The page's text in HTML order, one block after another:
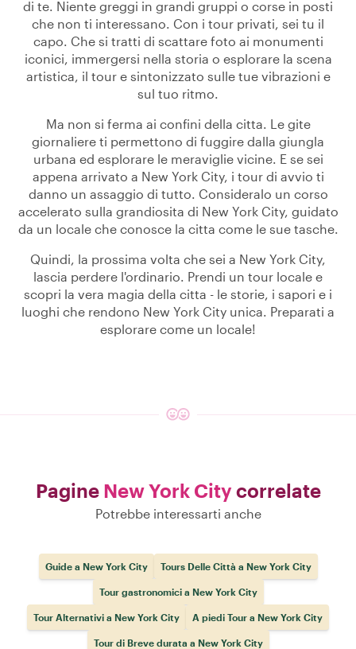
di te. Niente greggi in grandi gruppi o corse in posti
che non ti interessano. Con i tour privati, sei tu il
capo. Che si tratti di scattare foto ai monumenti
iconici, immergersi nella storia o esplorare la scena
artistica, il tour e sintonizzato sulle tue vibrazioni e
sul tuo ritmo.
Ma non si ferma ai confini della citta. Le gite
giornaliere ti permettono di fuggire dalla giungla
urbana ed esplorare le meraviglie vicine. E se sei
appena arrivato a New York City, i tour di avvio ti
danno un assaggio di tutto. Consideralo un corso
accelerato sulla grandiosita di New York City, guidato
da un locale che conosce la citta come le sue tasche.
Quindi, la prossima volta che sei a New York City,
lascia perdere l'ordinario. Prendi un tour locale e
scopri la vera magia della citta - le storie, i sapori e i
luoghi che rendono New York City unica. Preparati a
esplorare come un locale!
Pagine New York City correlate
Potrebbe interessarti anche
Guide a New York City Tours Delle Città a New York City
Tour gastronomici a New York City
Tour Alternativi a New York City A piedi Tour a New York City
Tour di Breve durata a New York City